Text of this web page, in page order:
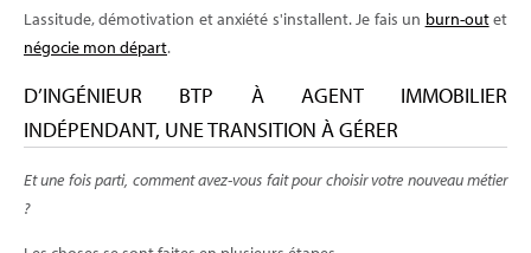
Lassitude, démotivation et anxiété s'installent. Je fais un burn-outet
négocie mon départ.
D’INGÉNIEUR BTP À AGENT IMMOBILIER
INDÉPENDANT, UNE TRANSITION À GÉRER
Et une fois parti, comment avez-vous fait pour choisir votre nouveau métier
?